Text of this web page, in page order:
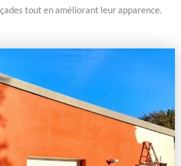
tout en améliorant leur apparence.